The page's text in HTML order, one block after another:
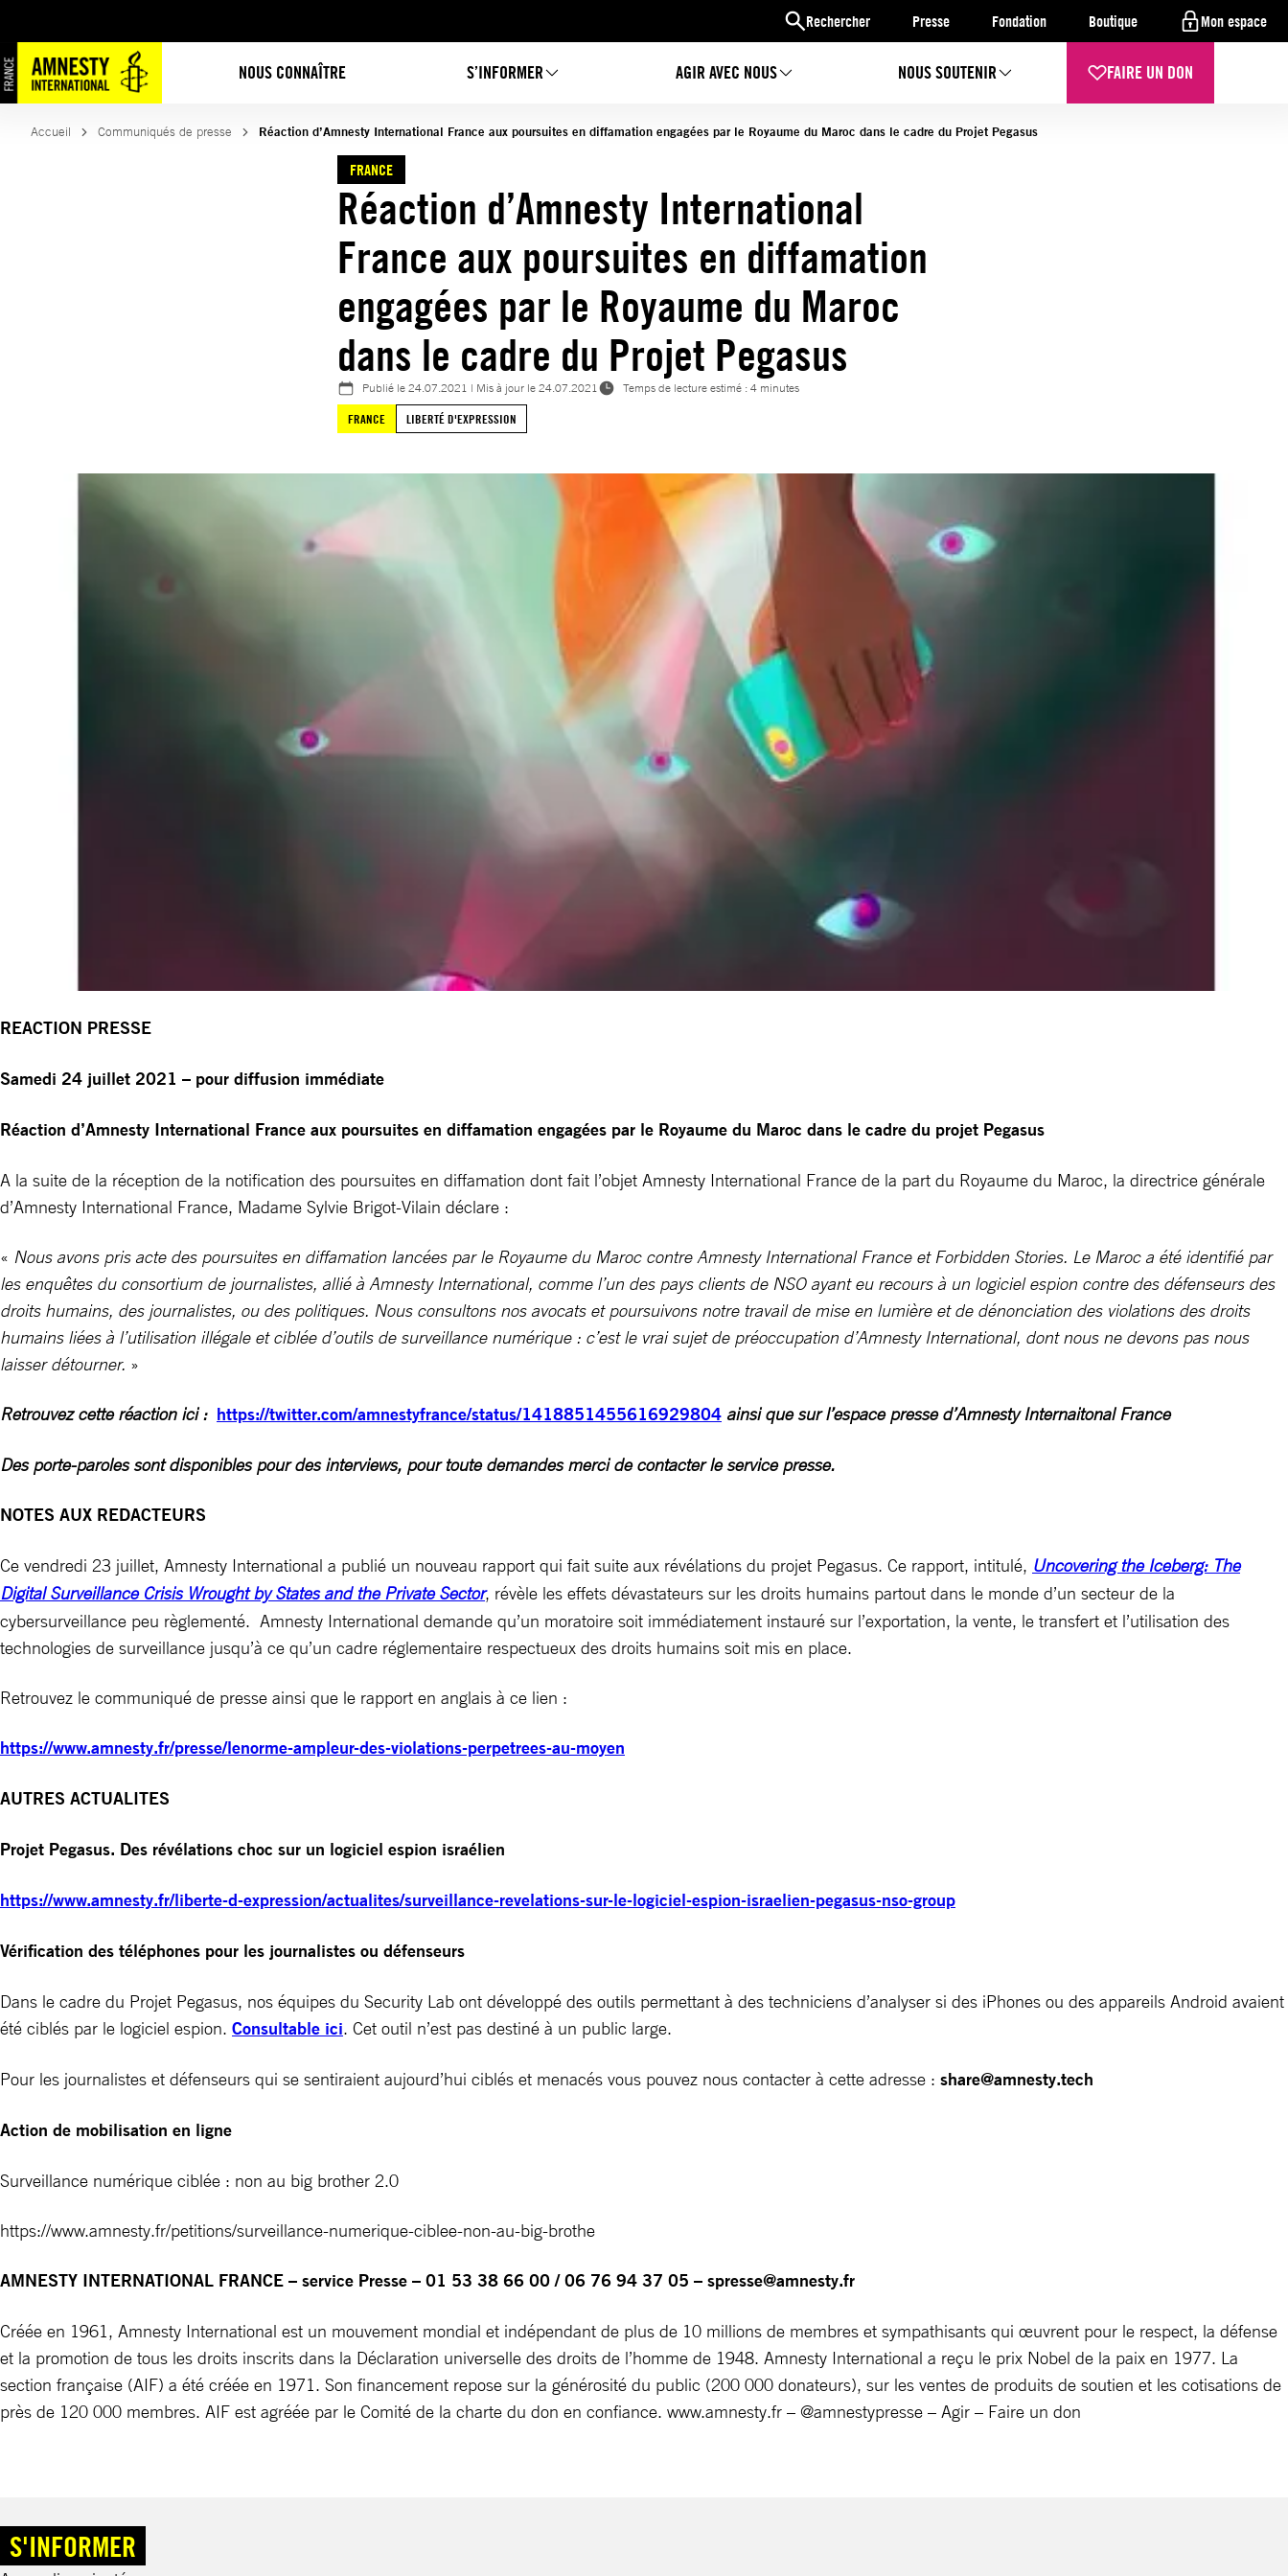
Rechercher Presse Fondation Boutique Mon espace
NOUS CONNAÎTRE S’INFORMER AGIR AVEC NOUS NOUS SOUTENIR FAIRE UN DON
au
contenu
Accueil Communiqués de presse Réaction d’Amnesty International France aux poursuites en diffamation engagées par le Royaume du Maroc dans le cadre du Projet Pegasus
FRANCE
Réaction d’Amnesty International
France aux poursuites en diffamation
engagées par le Royaume du Maroc
dans le cadre du Projet Pegasus
Publié le24.07.2021 | Mis à jour le24.07.2021
Temps de lecture estimé : 4 minutes
FRANCE
LIBERTÉ D'EXPRESSION
REACTION PRESSE
Samedi 24 juillet 2021 – pour diffusion immédiate
Réaction d’Amnesty International France aux poursuites en diffamation engagées par le Royaume du Maroc dans le cadre du projet Pegasus
A la suite de la réception de la notification des poursuites en diffamation dont fait l’objet Amnesty International France de la part du Royaume du Maroc, la directrice générale
d’Amnesty International France, Madame Sylvie Brigot-Vilain déclare :
« Nous avons pris acte des poursuites en diffamation lancées par le Royaume du Maroc contre Amnesty International France et Forbidden Stories. Le Maroc a été identifié par
les enquêtes du consortium de journalistes, allié à Amnesty International, comme l’un des pays clients de NSO ayant eu recours à un logiciel espion contre des défenseurs des
droits humains, des journalistes, ou des politiques. Nous consultons nos avocats et poursuivons notre travail de mise en lumière et de dénonciation des violations des droits
humains liées à l’utilisation illégale et ciblée d’outils de surveillance numérique : c’est le vrai sujet de préoccupation d’Amnesty International, dont nous ne devons pas nous
laisser détourner. »
Retrouvez cette réaction ici : https://twitter.com/amnestyfrance/status/1418851455616929804 ainsi que sur l’espace presse d’Amnesty Internaitonal France
Des porte-paroles sont disponibles pour des interviews, pour toute demandes merci de contacter le service presse.
NOTES AUX REDACTEURS
Ce vendredi 23 juillet, Amnesty International a publié un nouveau rapport qui fait suite aux révélations du projet Pegasus. Ce rapport, intitulé, Uncovering the Iceberg: The
Digital Surveillance Crisis Wrought by States and the Private Sector, révèle les effets dévastateurs sur les droits humains partout dans le monde d’un secteur de la
cybersurveillance peu règlementé. Amnesty International demande qu’un moratoire soit immédiatement instauré sur l’exportation, la vente, le transfert et l’utilisation des
technologies de surveillance jusqu’à ce qu’un cadre réglementaire respectueux des droits humains soit mis en place.
Retrouvez le communiqué de presse ainsi que le rapport en anglais à ce lien :
https://www.amnesty.fr/presse/lenorme-ampleur-des-violations-perpetrees-au-moyen
AUTRES ACTUALITES
Projet Pegasus. Des révélations choc sur un logiciel espion israélien
https://www.amnesty.fr/liberte-d-expression/actualites/surveillance-revelations-sur-le-logiciel-espion-israelien-pegasus-nso-group
Vérification des téléphones pour les journalistes ou défenseurs
Dans le cadre du Projet Pegasus, nos équipes du Security Lab ont développé des outils permettant à des techniciens d’analyser si des iPhones ou des appareils Android avaient
été ciblés par le logiciel espion. Consultable ici. Cet outil n’est pas destiné à un public large.
Pour les journalistes et défenseurs qui se sentiraient aujourd’hui ciblés et menacés vous pouvez nous contacter à cette adresse : share@amnesty.tech
Action de mobilisation en ligne
Surveillance numérique ciblée : non au big brother 2.0
https://www.amnesty.fr/petitions/surveillance-numerique-ciblee-non-au-big-brothe
AMNESTY INTERNATIONAL FRANCE – service Presse – 01 53 38 66 00 / 06 76 94 37 05 – spresse@amnesty.fr
Créée en 1961, Amnesty International est un mouvement mondial et indépendant de plus de 10 millions de membres et sympathisants qui œuvrent pour le respect, la défense
et la promotion de tous les droits inscrits dans la Déclaration universelle des droits de l’homme de 1948. Amnesty International a reçu le prix Nobel de la paix en 1977. La
section française (AIF) a été créée en 1971. Son financement repose sur la générosité du public (200 000 donateurs), sur les ventes de produits de soutien et les cotisations de
près de 120 000 membres. AIF est agréée par le Comité de la charte du don en confiance. www.amnesty.fr – @amnestypresse – Agir – Faire un don
S'INFORMER